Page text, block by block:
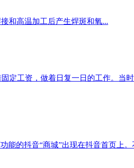
和高温加工后产生焊斑和氧...
定工资，做着日复一日的工作。当
能的抖音“商城”出现在抖音首页上。